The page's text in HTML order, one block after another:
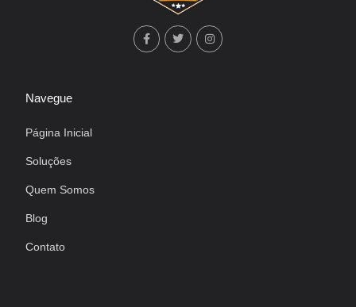
Navegue
Página Inicial
Soluções
Quem Somos
Blog
Contato